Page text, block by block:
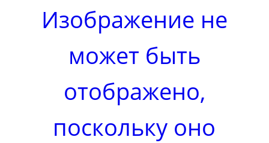
Изображение не
может быть
отображено,
поскольку оно